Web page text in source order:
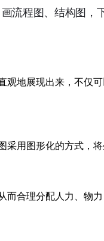
地展现出来，不仅
用图形化的方式，
合理分配人力、物力